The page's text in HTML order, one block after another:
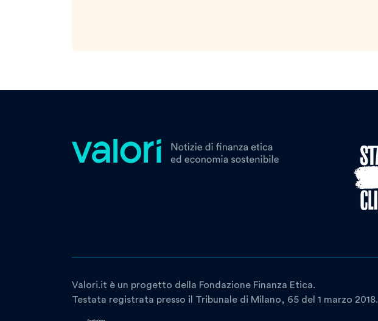
Valori.it è un progetto della Fondazione Finanza Etica.
Testata registrata presso il Tribunale di Milano, 65 del 1 marzo 2018.